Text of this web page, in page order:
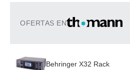
OFERTAS EN
Behringer X32 Rack